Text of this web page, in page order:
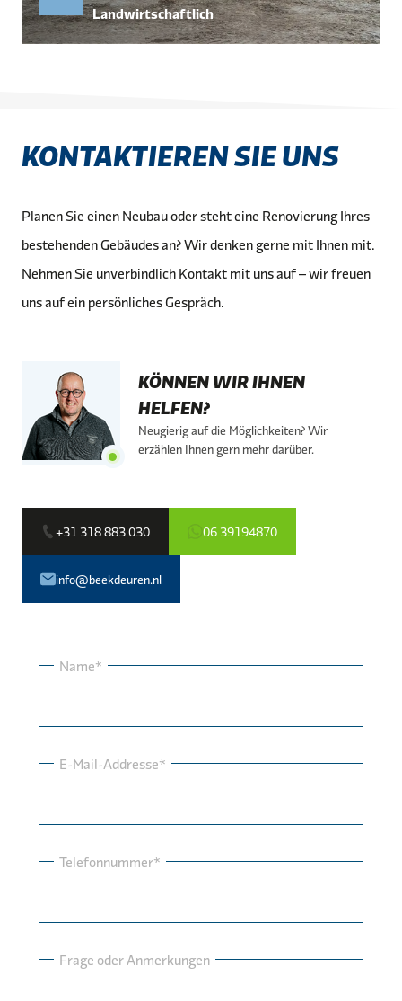
Landwirtschaftlich
KONTAKTIEREN SIE UNS
Planen Sie einen Neubau oder steht eine Renovierung Ihres
bestehenden Gebäudes an? Wir denken gerne mit Ihnen mit.
Nehmen Sie unverbindlich Kontakt mit uns auf – wir freuen
uns auf ein persönliches Gespräch.
KÖNNEN WIR IHNEN
HELFEN?
Neugierig auf die Möglichkeiten? Wir
erzählen Ihnen gern mehr darüber.
+31 318 883 030 06 39194870
info@beekdeuren.nl
Name*
E-Mail-Addresse*
Telefonnummer*
Frage oder Anmerkungen